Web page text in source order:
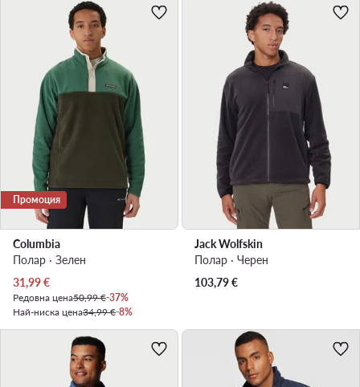
Промоция
Columbia
Полар · Зелен
Актуална цена
31,99€
Редовна цена50,99 €-37%
Най-ниска цена34,99 €-8%
Jack Wolfskin
Полар · Черен
103,79€